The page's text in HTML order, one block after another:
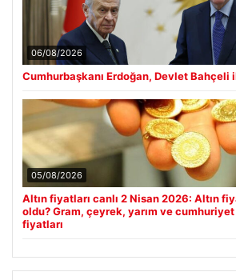
06/08/2026
Cumhurbaşkanı Erdoğan, Devlet Bahçeli
05/08/2026
Altın fiyatları canlı 2 Nisan 2026: Altın
oldu? Gram, çeyrek, yarım ve cumhuriyet
fiyatları